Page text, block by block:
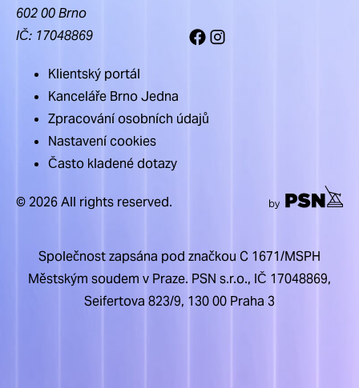
602 00 Brno
IČ: 17048869
Facebook
Instagram
Klientský portál
Kanceláře Brno Jedna
Zpracování osobních údajů
Nastavení cookies
Často kladené dotazy
© 2026 All rights reserved.
Společnost zapsána pod značkou C 1671/MSPH
Městským soudem v Praze. PSN s.r.o., IČ 17048869,
Seifertova 823/9, 130 00 Praha 3